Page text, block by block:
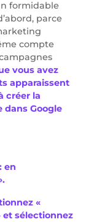
formidable
parce
compte
vous avez
apparaissent
créer la
Google
en
«
et sélectionnez